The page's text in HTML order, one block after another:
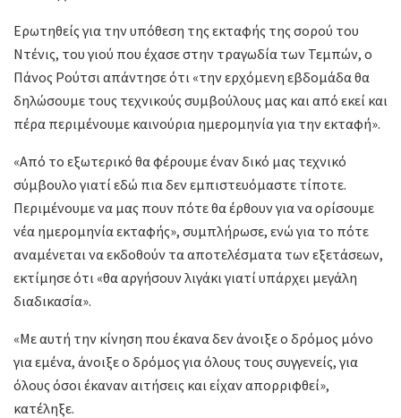
Ερωτηθείς για την υπόθεση της εκταφής της σορού του
Ντένις, του γιού που έχασε στην τραγωδία των Τεμπών, ο
Πάνος Ρούτσι απάντησε ότι «την ερχόμενη εβδομάδα θα
δηλώσουμε τους τεχνικούς συμβούλους μας και από εκεί και
πέρα περιμένουμε καινούρια ημερομηνία για την εκταφή».
«Από το εξωτερικό θα φέρουμε έναν δικό μας τεχνικό
σύμβουλο γιατί εδώ πια δεν εμπιστευόμαστε τίποτε.
Περιμένουμε να μας πουν πότε θα έρθουν για να ορίσουμε
νέα ημερομηνία εκταφής», συμπλήρωσε, ενώ για το πότε
αναμένεται να εκδοθούν τα αποτελέσματα των εξετάσεων,
εκτίμησε ότι «θα αργήσουν λιγάκι γιατί υπάρχει μεγάλη
διαδικασία».
«Με αυτή την κίνηση που έκανα δεν άνοιξε ο δρόμος μόνο
για εμένα, άνοιξε ο δρόμος για όλους τους συγγενείς, για
όλους όσοι έκαναν αιτήσεις και είχαν απορριφθεί»,
κατέληξε.